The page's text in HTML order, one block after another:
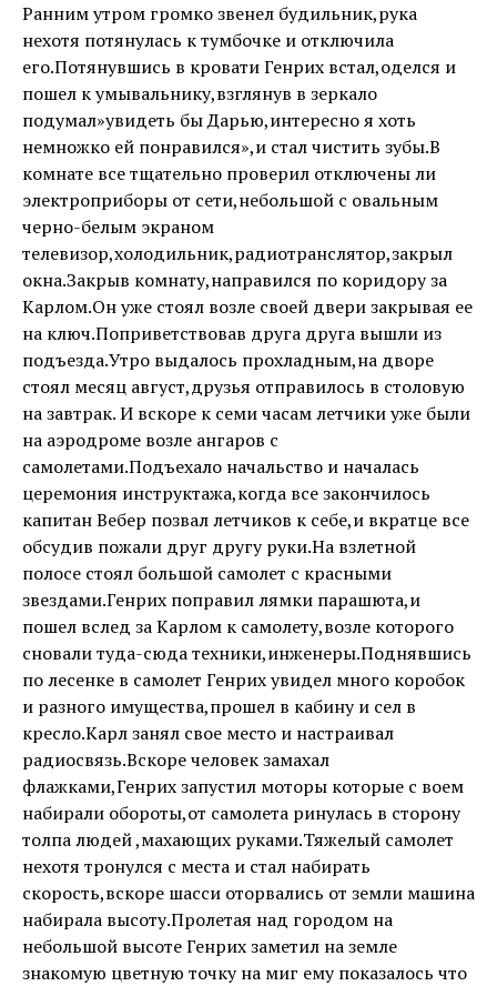
Ранним утром громко звенел будильник,рука
нехотя потянулась к тумбочке и отключила
его.Потянувшись в кровати Генрих встал,оделся и
пошел к умывальнику,взглянув в зеркало
подумал»увидеть бы Дарью,интересно я хоть
немножко ей понравился»,и стал чистить зубы.В
комнате все тщательно проверил отключены ли
электроприборы от сети,небольшой с овальным
черно-белым экраном
телевизор,холодильник,радиотранслятор,закрыл
окна.Закрыв комнату,направился по коридору за
Карлом.Он уже стоял возле своей двери закрывая ее
на ключ.Поприветствовав друга друга вышли из
подъезда.Утро выдалось прохладным,на дворе
стоял месяц август,друзья отправилось в столовую
на завтрак. И вскоре к семи часам летчики уже были
на аэродроме возле ангаров с
самолетами.Подъехало начальство и началась
церемония инструктажа,когда все закончилось
капитан Вебер позвал летчиков к себе,и вкратце все
обсудив пожали друг другу руки.На взлетной
полосе стоял большой самолет с красными
звездами.Генрих поправил лямки парашюта,и
пошел вслед за Карлом к самолету,возле которого
сновали туда-сюда техники,инженеры.Поднявшись
по лесенке в самолет Генрих увидел много коробок
и разного имущества,прошел в кабину и сел в
кресло.Карл занял свое место и настраивал
радиосвязь.Вскоре человек замахал
флажками,Генрих запустил моторы которые с воем
набирали обороты,от самолета ринулась в сторону
толпа людей ,махающих руками.Тяжелый самолет
нехотя тронулся с места и стал набирать
скорость,вскоре шасси оторвались от земли машина
набирала высоту.Пролетая над городом на
небольшой высоте Генрих заметил на земле
знакомую цветную точку на миг ему показалось что